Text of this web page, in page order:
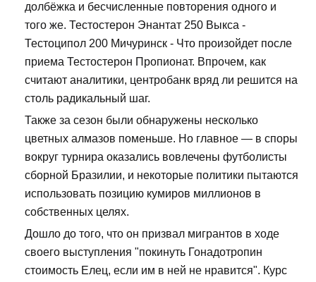
долбёжка и бесчисленные повторения одного и
того же. Тестостерон Энантат 250 Выкса -
Тестоципол 200 Мичуринск - Что произойдет после
приема Тестостерон Пропионат. Впрочем, как
считают аналитики, центробанк вряд ли решится на
столь радикальный шаг.
Также за сезон были обнаружены несколько
цветных алмазов поменьше. Но главное — в споры
вокруг турнира оказались вовлечены футболисты
сборной Бразилии, и некоторые политики пытаются
использовать позицию кумиров миллионов в
собственных целях.
Дошло до того, что он призвал мигрантов в ходе
своего выступления "покинуть Гонадотропин
стоимость Елец, если им в ней не нравится". Курс